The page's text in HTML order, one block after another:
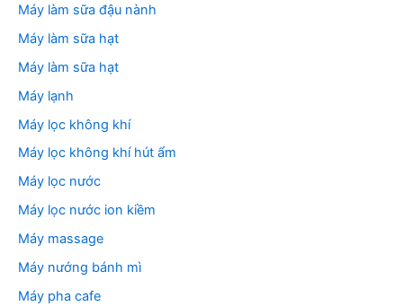
Máy làm sữa đậu nành
Máy làm sữa hạt
Máy làm sữa hạt
Máy lạnh
Máy lọc không khí
Máy lọc không khí hút ẩm
Máy lọc nước
Máy lọc nước ion kiềm
Máy massage
Máy nướng bánh mì
Máy pha cafe